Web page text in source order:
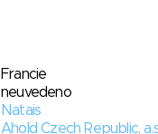
Francie
neuvedeno
Natais
Ahold Czech Republic,